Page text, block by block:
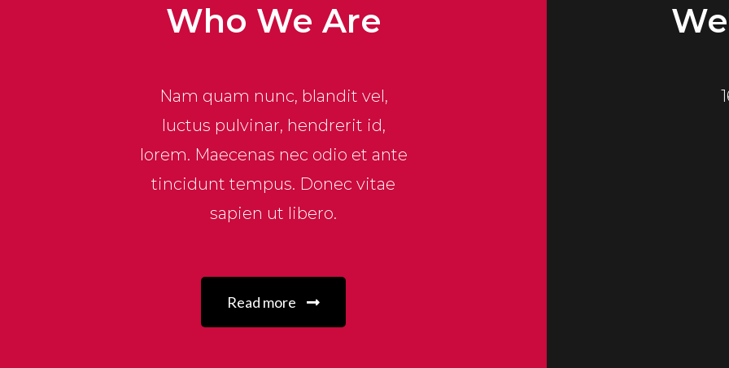
Who We Are
Nam quam nunc, blandit vel,
luctus pulvinar, hendrerit id,
lorem. Maecenas nec odio et ante
tincidunt tempus. Donec vitae
sapien ut libero.
Read more